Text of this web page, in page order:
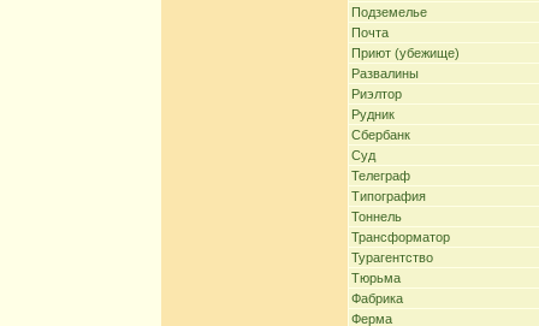
Подземелье
Почта
Приют (убежище)
Развалины
Риэлтор
Рудник
Сбербанк
Суд
Телеграф
Типография
Тоннель
Трансформатор
Турагентство
Тюрьма
Фабрика
Ферма